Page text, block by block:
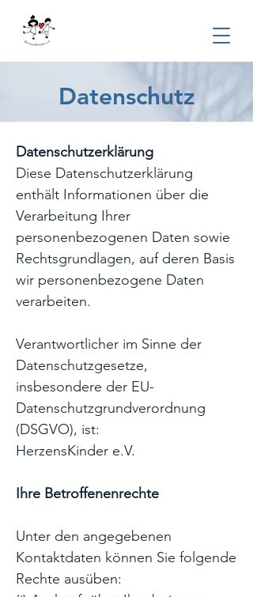
Datenschutz
Datenschutzerklärung
Diese Datenschutzerklärung
enthält Informationen über die
Verarbeitung Ihrer
personenbezogenen Daten sowie
Rechtsgrundlagen, auf deren Basis
wir personenbezogene Daten
verarbeiten.
Verantwortlicher im Sinne der
Datenschutzgesetze,
insbesondere der EU-
Datenschutzgrundverordnung
(DSGVO), ist:
HerzensKinder e.V.
Ihre Betroffenenrechte
Unter den angegebenen
Kontaktdaten können Sie folgende
Rechte ausüben: